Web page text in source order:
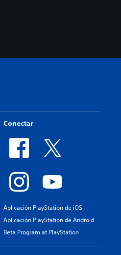
Conectar
Aplicación PlayStation de iOS
Aplicación PlayStation de Android
Beta Program at PlayStation